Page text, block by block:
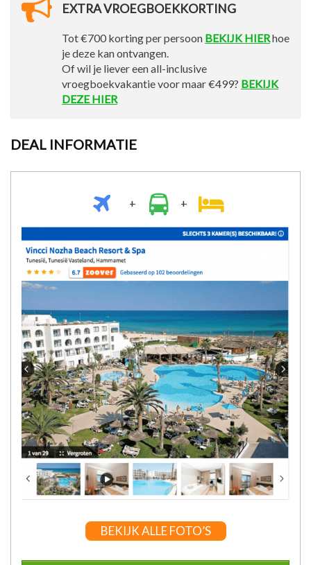
EXTRA VROEGBOEKKORTING
Tot €700 korting per persoon BEKIJK HIERhoe
je deze kan ontvangen.
Of wil je liever een all-inclusive
vroegboekvakantie voor maar €499? BEKIJK
DEZE HIER
DEAL INFORMATIE
+ +
BEKIJK ALLE FOTO’S